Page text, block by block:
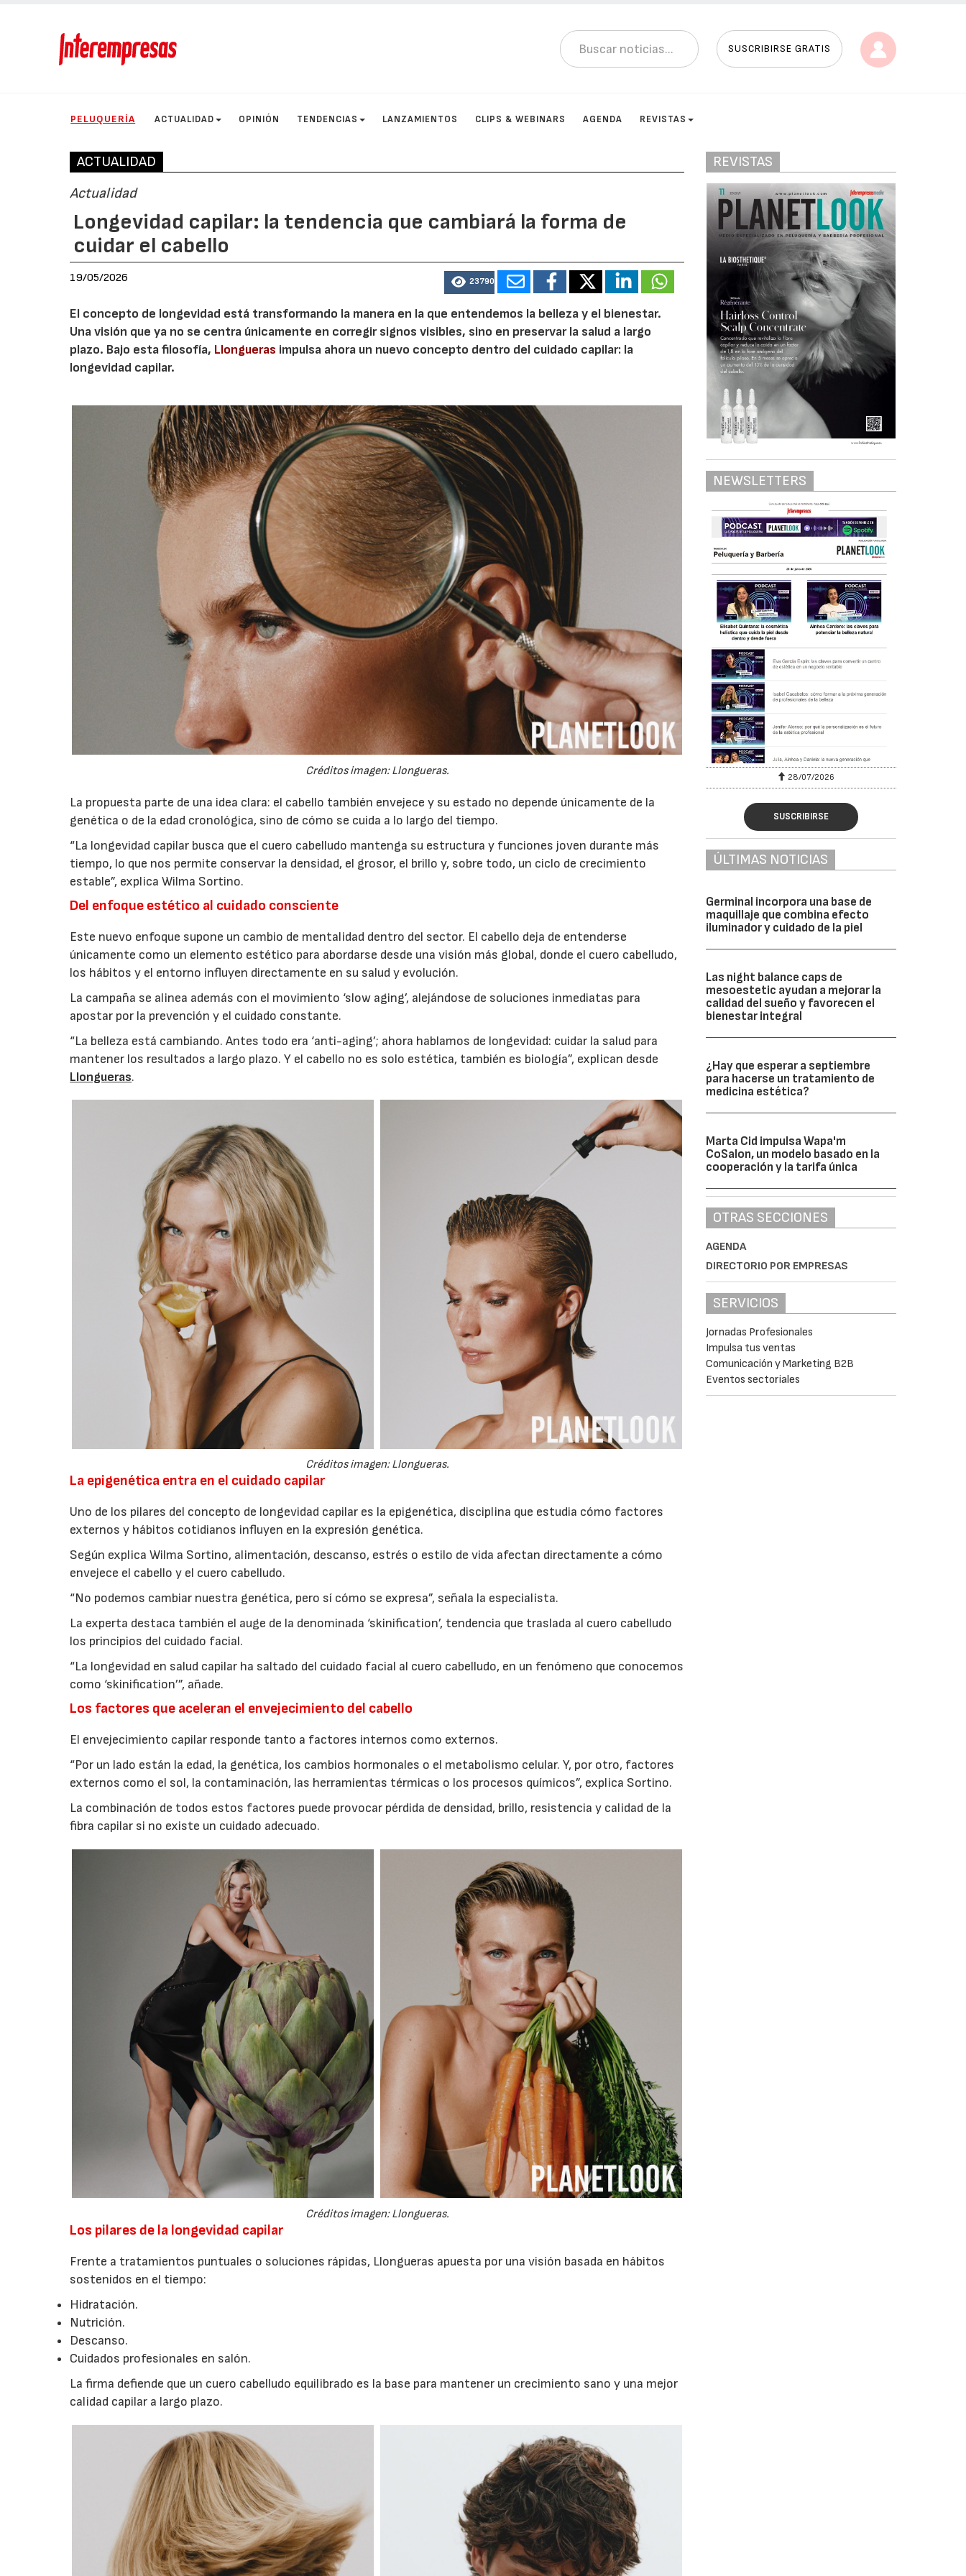
SUSCRIBIRSE GRATIS
PELUQUERÍA ACTUALIDAD OPINIÓN TENDENCIAS LANZAMIENTOS CLIPS & WEBINARS AGENDA REVISTAS
ACTUALIDAD
Actualidad
Longevidad capilar: la tendencia que cambiará la forma de
cuidar el cabello
19/05/2026 23790
El concepto de longevidad está transformando la manera en la que entendemos la belleza y el bienestar.
Una visión que ya no se centra únicamente en corregir signos visibles, sino en preservar la salud a largo
plazo. Bajo esta filosofía, Llongueras impulsa ahora un nuevo concepto dentro del cuidado capilar: la
longevidad capilar.
Créditos imagen: Llongueras.
La propuesta parte de una idea clara: el cabello también envejece y su estado no depende únicamente de la
genética o de la edad cronológica, sino de cómo se cuida a lo largo del tiempo.
“La longevidad capilar busca que el cuero cabelludo mantenga su estructura y funciones joven durante más
tiempo, lo que nos permite conservar la densidad, el grosor, el brillo y, sobre todo, un ciclo de crecimiento
estable”, explica Wilma Sortino.
Del enfoque estético al cuidado consciente
Este nuevo enfoque supone un cambio de mentalidad dentro del sector. El cabello deja de entenderse
únicamente como un elemento estético para abordarse desde una visión más global, donde el cuero cabelludo,
los hábitos y el entorno influyen directamente en su salud y evolución.
La campaña se alinea además con el movimiento ‘slow aging’, alejándose de soluciones inmediatas para
apostar por la prevención y el cuidado constante.
“La belleza está cambiando. Antes todo era ‘anti-aging’; ahora hablamos de longevidad: cuidar la salud para
mantener los resultados a largo plazo. Y el cabello no es solo estética, también es biología”, explican desde
Llongueras.
Créditos imagen: Llongueras.
La epigenética entra en el cuidado capilar
Uno de los pilares del concepto de longevidad capilar es la epigenética, disciplina que estudia cómo factores
externos y hábitos cotidianos influyen en la expresión genética.
Según explica Wilma Sortino, alimentación, descanso, estrés o estilo de vida afectan directamente a cómo
envejece el cabello y el cuero cabelludo.
“No podemos cambiar nuestra genética, pero sí cómo se expresa”, señala la especialista.
La experta destaca también el auge de la denominada ‘skinification’, tendencia que traslada al cuero cabelludo
los principios del cuidado facial.
“La longevidad en salud capilar ha saltado del cuidado facial al cuero cabelludo, en un fenómeno que conocemos
como ‘skinification’”, añade.
Los factores que aceleran el envejecimiento del cabello
El envejecimiento capilar responde tanto a factores internos como externos.
“Por un lado están la edad, la genética, los cambios hormonales o el metabolismo celular. Y, por otro, factores
externos como el sol, la contaminación, las herramientas térmicas o los procesos químicos”, explica Sortino.
La combinación de todos estos factores puede provocar pérdida de densidad, brillo, resistencia y calidad de la
fibra capilar si no existe un cuidado adecuado.
Créditos imagen: Llongueras.
Los pilares de la longevidad capilar
Frente a tratamientos puntuales o soluciones rápidas, Llongueras apuesta por una visión basada en hábitos
sostenidos en el tiempo:
Hidratación.
Nutrición.
Descanso.
Cuidados profesionales en salón.
La firma defiende que un cuero cabelludo equilibrado es la base para mantener un crecimiento sano y una mejor
calidad capilar a largo plazo.
REVISTAS
NEWSLETTERS
28/07/2026
SUSCRIBIRSE
ÚLTIMAS NOTICIAS
Germinal incorpora una base de
maquillaje que combina efecto
iluminador y cuidado de la piel
Las night balance caps de
mesoestetic ayudan a mejorar la
calidad del sueño y favorecen el
bienestar integral
¿Hay que esperar a septiembre
para hacerse un tratamiento de
medicina estética?
Marta Cid impulsa Wapa'm
CoSalon, un modelo basado en la
cooperación y la tarifa única
OTRAS SECCIONES
AGENDA
DIRECTORIO POR EMPRESAS
SERVICIOS
Jornadas Profesionales
Impulsa tus ventas
Comunicación y Marketing B2B
Eventos sectoriales